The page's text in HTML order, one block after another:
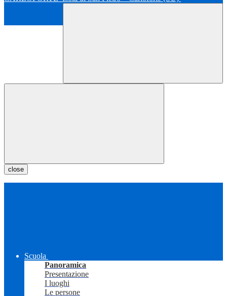
close
Scuola
Panoramica
Presentazione
I luoghi
Le persone